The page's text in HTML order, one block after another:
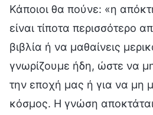
Κάποιοι θα πούνε: «η
είναι τίποτα περισσότερο
βιβλία ή να μαθαίνεις
γνωρίζουμε ήδη, ώστε να
την εποχή μας ή για να μη
κόσμος. Η γνώση